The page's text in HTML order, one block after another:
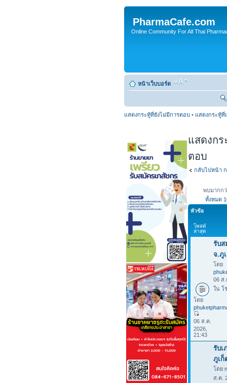
PharmaCafe.com
Online Community For All Thai
หน้าเว็บบอร์ด
แสดงกระทู้ที่ยังไม่มีการตอบ • แสดงกระทู้ที่
แสดงกร
ตอบ
กลับไปหน้า
พบมากก
ทั้งหมด
หัวข้อ
โพสต์
ล่าสุด
รับส
จ.ภู
โดย
06 ส.
ใน โ
โดย
06 ส.ค.
2026,
21:43
รับเ
ภูเก็
โดย
ส.ค.